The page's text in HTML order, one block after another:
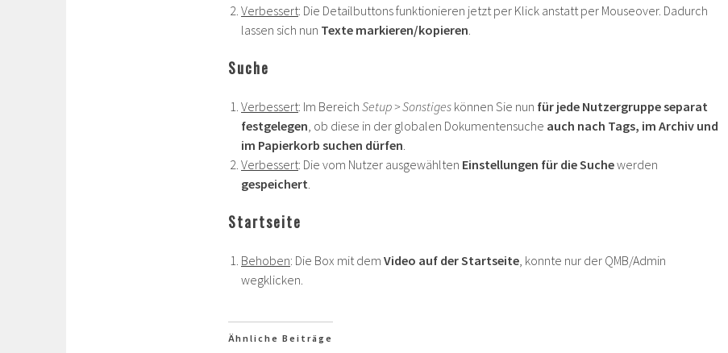
Verbessert: Die Detailbuttons funktionieren jetzt per Klick anstatt per Mouseover. Dadurch
lassen sich nun Texte markieren/kopieren
Suche
Verbessert: Im Bereich Setup > Sonstiges können Sie nun für jede Nutzergruppe separat
festgelegen , ob diese in der globalen Dokumentensuche auch nach Tags, im Archiv und
im Papierkorb suchen dürfen
Verbessert: Die vom Nutzer ausgewählten Einstellungen für die Suchewerden
gespeichert
Startseite
Behoben: Die Box mit dem Video auf der Startseite , konnte nur der QMB/Admin
wegklicken.
Ähnliche Beiträge